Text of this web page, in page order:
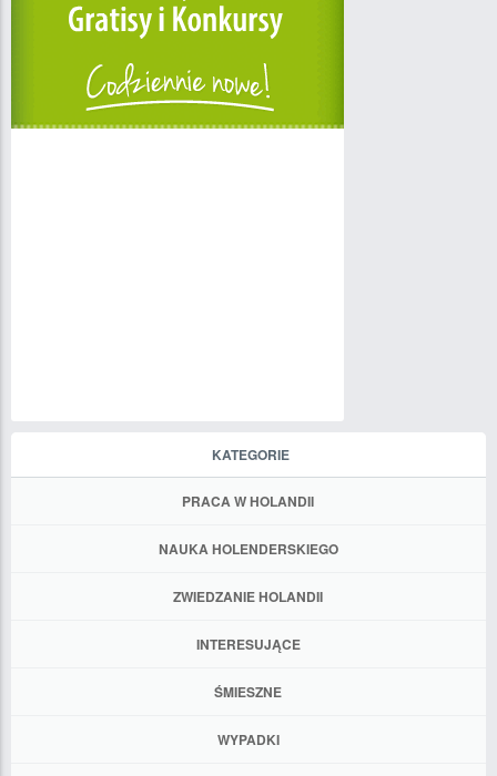
KATEGORIE
PRACA W HOLANDII
NAUKA HOLENDERSKIEGO
ZWIEDZANIE HOLANDII
INTERESUJĄCE
ŚMIESZNE
WYPADKI